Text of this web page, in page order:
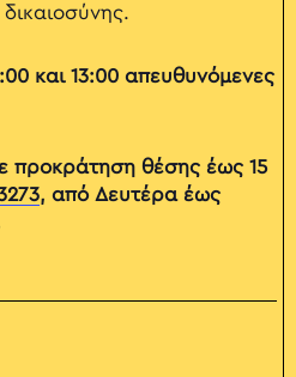
και 13:00 απευθυνόμενες
προκράτηση θέσης έως 15
, από Δευτέρα έως